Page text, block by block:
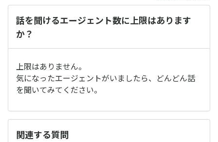
話を聞けるエージェント数に上限はあります
か？
上限はありません。
気になったエージェントがいましたら、どんどん話
を聞いてみてください。
関連する質問